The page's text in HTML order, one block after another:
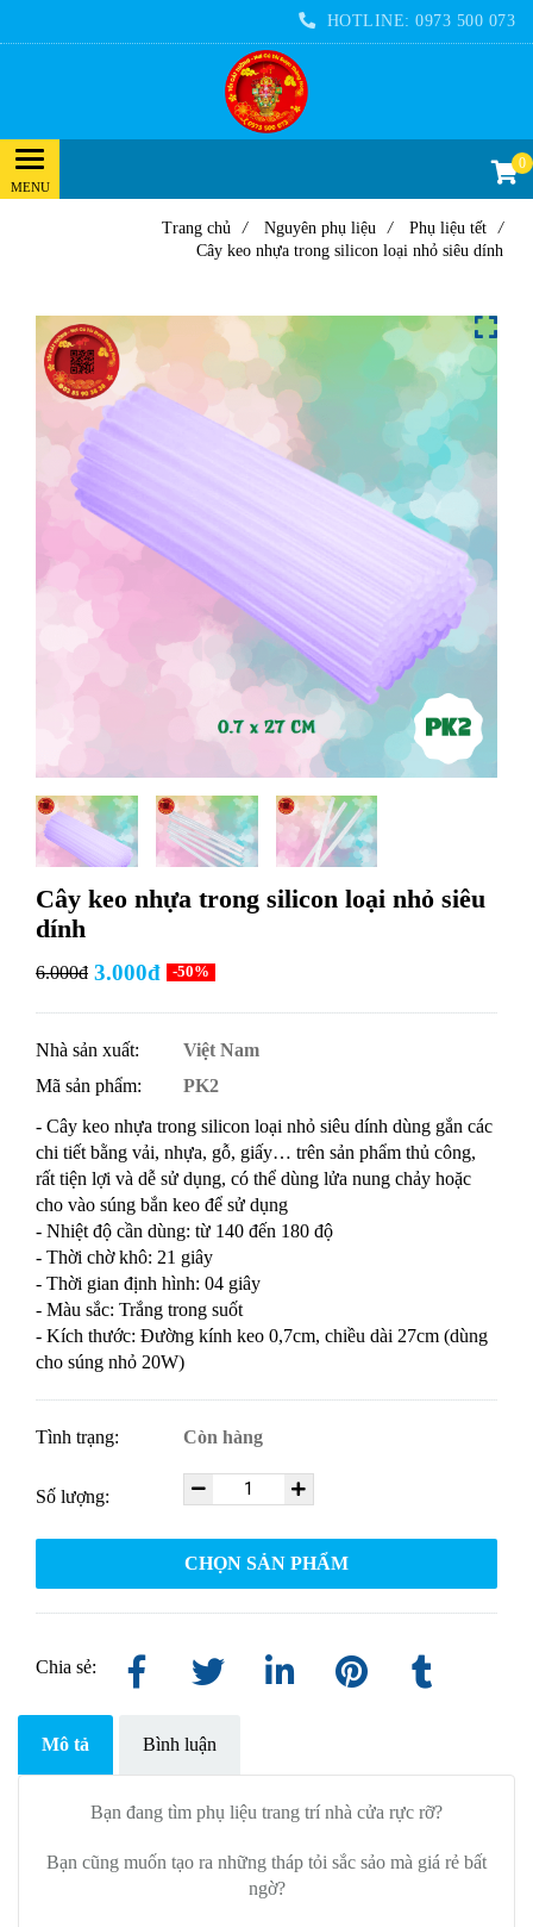
HOTLINE: 0973 500 073
0
Trang chủ / Nguyên phụ liệu / Phụ liệu tết
/
Cây keo nhựa trong silicon loại nhỏ siêu dính
Cây keo nhựa trong silicon loại nhỏ siêu
dính
6.000đ 3.000đ -50%
Nhà sản xuất:
Việt Nam
Mã sản phẩm:
PK2
- Cây keo nhựa trong silicon loại nhỏ siêu dính dùng gắn các
chi tiết bằng vải, nhựa, gỗ, giấy… trên sản phẩm thủ công,
rất tiện lợi và dễ sử dụng, có thể dùng lửa nung chảy hoặc
cho vào súng bắn keo để sử dụng
- Nhiệt độ cần dùng: từ 140 đến 180 độ
- Thời chờ khô: 21 giây
- Thời gian định hình: 04 giây
- Màu sắc: Trắng trong suốt
- Kích thước: Đường kính keo 0,7cm, chiều dài 27cm (dùng
cho súng nhỏ 20W)
Tình trạng: Còn hàng
Số lượng:
CHỌN SẢN PHẨM
Chia sẻ:
Mô tả Bình luận
Bạn đang tìm phụ liệu trang trí nhà cửa rực rỡ?
Bạn cũng muốn tạo ra những tháp tỏi sắc sảo mà giá rẻ bất
ngờ?